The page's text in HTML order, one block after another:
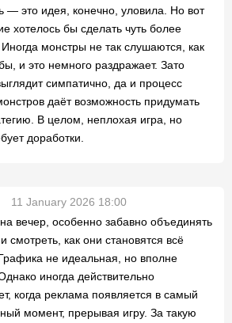
— это идея, конечно, уловила. Но вот
хотелось бы сделать чуть более
монстры не так слушаются, как
и это немного раздражает. Зато
симпатично, да и процесс
даёт возможность придумать
В целом, неплохая игра, но
доработки.
11 January 2026 18:00
вечер, особенно забавно объединять
смотреть, как они становятся всё
не идеальная, но вполне
иногда действительно
когда реклама появляется в самый
момент, прерывая игру. За такую